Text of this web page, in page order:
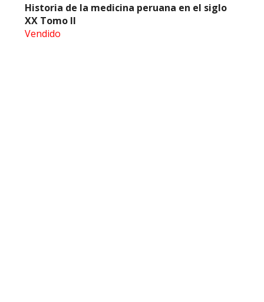
Historia de la medicina peruana en el siglo
XX Tomo II
Vendido